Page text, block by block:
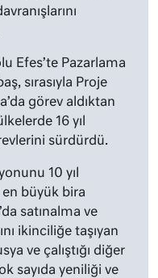
Efes’te Pazarlama
sırasıyla Proje
görev aldıktan
16 yıl
sürdürdü.
10 yıl
büyük bira
satınalma ve
ikinciliğe taşıyan
ve çalıştığı diğer
sayıda yeniliği ve